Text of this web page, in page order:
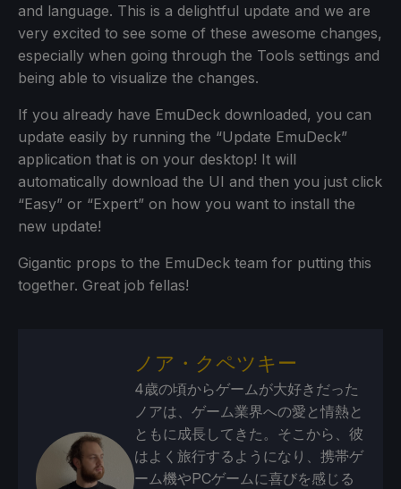
and language. This is a delightful update and we are
very excited to see some of these awesome changes,
especially when going through the Tools settings and
being able to visualize the changes.
If you already have EmuDeck downloaded, you can
update easily by running the “Update EmuDeck”
application that is on your desktop! It will
automatically download the UI and then you just click
“Easy” or “Expert” on how you want to install the
new update!
Gigantic props to the EmuDeck team for putting this
together. Great job fellas!
ノア・クペツキー
4歳の頃からゲームが大好きだった
ノアは、ゲーム業界への愛と情熱と
ともに成長してきた。そこから、彼
はよく旅行するようになり、携帯ゲ
ーム機やPCゲームに喜びを感じる